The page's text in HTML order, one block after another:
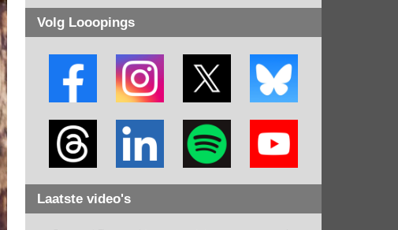
Volg Looopings
Laatste video's